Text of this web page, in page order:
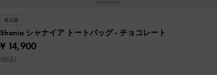
再入荷
Shania シャナイア トートバッグ- チョコレート
¥ 14,900
(税込)